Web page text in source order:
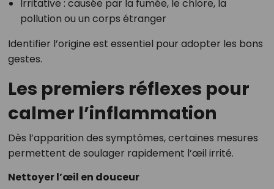
Irritative : causée par la fumée, le chlore, la
pollution ou un corps étranger
Identifier l’origine est essentiel pour adopter les bons
gestes.
Les premiers réflexes pour
calmer l’inflammation
Dès l’apparition des symptômes, certaines mesures
permettent de soulager rapidement l’œil irrité.
Nettoyer l’œil en douceur